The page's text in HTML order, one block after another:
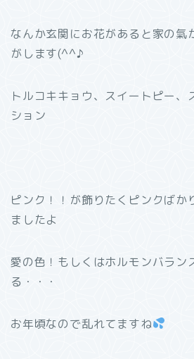
なんか玄関にお花があると家の氣
がします(^^♪
トルコキキョウ、スイートピー、
ション
ピンク！！が飾りたくピンクばか
ましたよ
愛の色！もしくはホルモンバラン
る・・・
お年頃なので乱れてますね